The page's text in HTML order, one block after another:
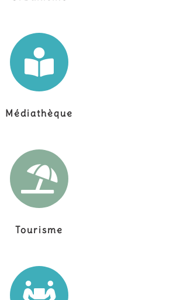
Médiathèque
Tourisme